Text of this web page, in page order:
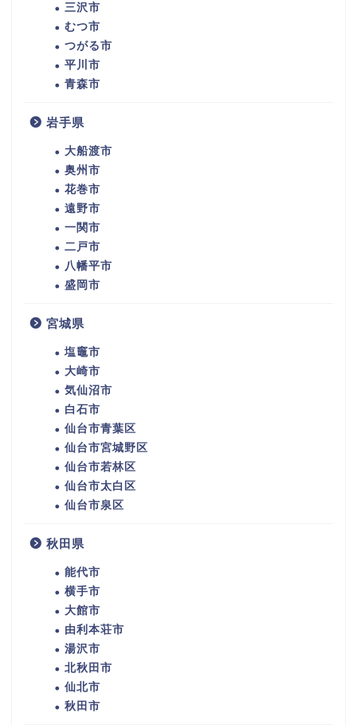
三沢市
むつ市
つがる市
平川市
青森市
岩手県
大船渡市
奥州市
花巻市
遠野市
一関市
二戸市
八幡平市
盛岡市
宮城県
塩竈市
大崎市
気仙沼市
白石市
仙台市青葉区
仙台市宮城野区
仙台市若林区
仙台市太白区
仙台市泉区
秋田県
能代市
横手市
大館市
由利本荘市
湯沢市
北秋田市
仙北市
秋田市